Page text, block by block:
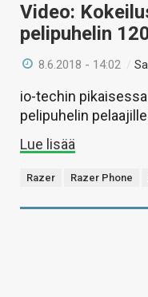
Video:
pelipuhelin
8.6.2018 - 14:02 /
io-techin
pelipuhelin
Lue lisää
Razer Razer Phone